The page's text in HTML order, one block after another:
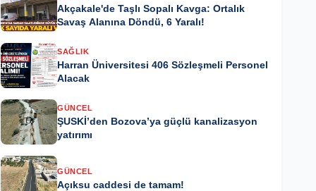
Akçakale'de Taşlı Sopalı Kavga: Ortalık
Savaş Alanına Döndü, 6 Yaralı!
SAĞLIK
Harran Üniversitesi 406 Sözleşmeli Personel
Alacak
GÜNCEL
ŞUSKİ’den Bozova’ya güçlü kanalizasyon
yatırımı
GÜNCEL
Açıksu caddesi de tamam!